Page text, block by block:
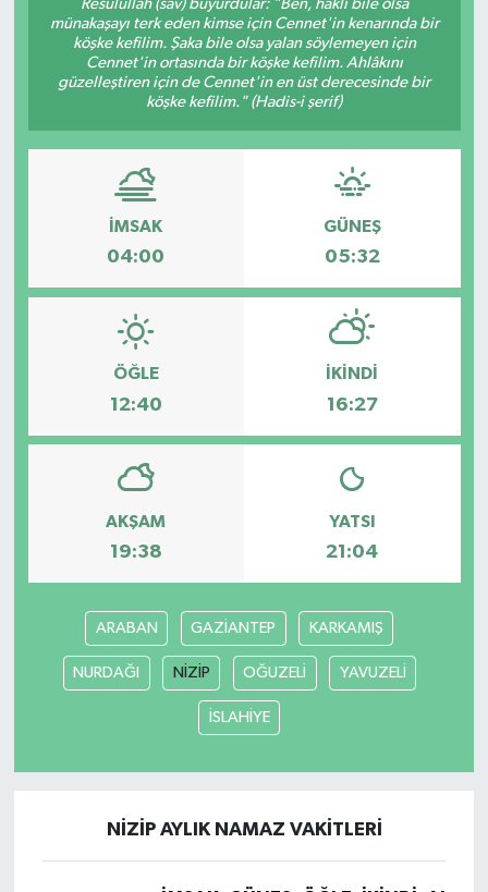
Resûlullah (sav) buyurdular: "Ben, haklı bile olsa
münakaşayı terk eden kimse için Cennet'in kenarında bir
köşke kefilim. Şaka bile olsa yalan söylemeyen için
Cennet'in ortasında bir köşke kefilim. Ahlâkını
güzelleştiren için de Cennet'in en üst derecesinde bir
köşke kefilim." (Hadis-i şerif)
İMSAK
04:00
GÜNEŞ
05:32
ÖĞLE
12:40
İKINDI
16:27
AKŞAM
19:38
YATSI
21:04
ARABAN GAZİANTEP KARKAMIŞ
NURDAĞI NİZİP OĞUZELİ YAVUZELİ
İSLAHİYE
NİZİP AYLIK NAMAZ VAKITLERI
Müzik
Sağlık
Siyaset
Teknoloji
Türkiye
Video Haber
Yeme-İçme